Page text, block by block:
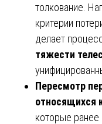
толкование.
критерии
делает
тяжести
Пересмотр
относящихся
которые ранее